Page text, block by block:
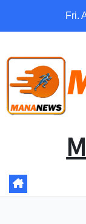
Fri.